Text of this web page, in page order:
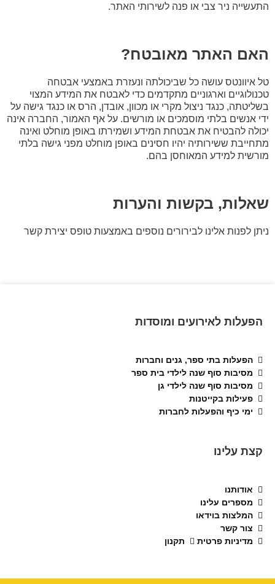
התעשייה ניר צבי או פנה לשירותי האתר.
האם האתר מאובטח?
טל איוונטס עושה כל שביכולתה ונעזרת באמצעי אבטחה
טכנולוגיים וארגוניים מתקדמים כדי לאבטח את המידע המצוי
בשליטתה, כנגד ניצול מקרי או מכוון, אובדן, הרס או כנגד גישה על
ידי אנשים בלתי מוסמכים או מורשים. על אף האמור, החברה אינה
יכולה להבטיח את אבטחת המידע ושמירתו באופן מוחלט ואינה
מתחייבת ששירותיה יהיו חסינים באופן מוחלט מפני גישה בלתי
מורשית למידע המאוחסן בהם.
שאלות, בקשות והערות
ניתן לפנות אלינו לבירורים נוספים באמצעות טופס יצירת קשר
הפעלות לאירועים ומוסדות
הפעלות בתי ספר, גנים וחברות
מסיבות סוף שנה לילדי בית ספר
מסיבות סוף שנה לילדי גן
פעילות בקייטנות
ימי כיף והפעלות לחברות
קצת עלינו
אודותנו
מספרים עלינו
המלצות בוידאו
צור קשר
מדיניות פרטית
תקנון